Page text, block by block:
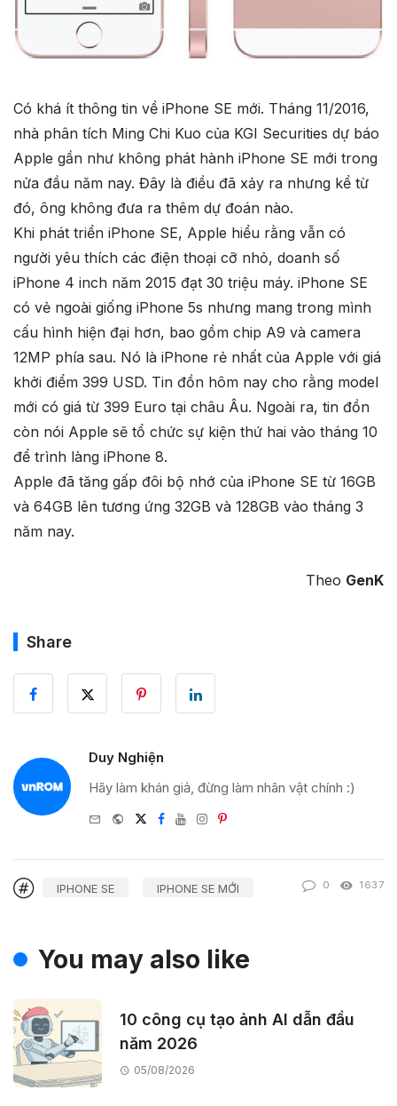
Có khá ít thông tin về iPhone SE mới. Tháng 11/2016,
nhà phân tích Ming Chi Kuo của KGI Securities dự báo
Apple gần như không phát hành iPhone SE mới trong
nửa đầu năm nay. Đây là điều đã xảy ra nhưng kể từ
đó, ông không đưa ra thêm dự đoán nào.
Khi phát triển iPhone SE, Apple hiểu rằng vẫn có
người yêu thích các điện thoại cỡ nhỏ, doanh số
iPhone 4 inch năm 2015 đạt 30 triệu máy. iPhone SE
có vẻ ngoài giống iPhone 5s nhưng mang trong mình
cấu hình hiện đại hơn, bao gồm chip A9 và camera
12MP phía sau. Nó là iPhone rẻ nhất của Apple với giá
khởi điểm 399 USD. Tin đồn hôm nay cho rằng model
mới có giá từ 399 Euro tại châu Âu. Ngoài ra, tin đồn
còn nói Apple sẽ tổ chức sự kiện thứ hai vào tháng 10
để trình làng iPhone 8.
Apple đã tăng gấp đôi bộ nhớ của iPhone SE từ 16GB
và 64GB lên tương ứng 32GB và 128GB vào tháng 3
năm nay.
Theo GenK
Share
Duy Nghiện
Hãy làm khán giả, đừng làm nhân vật chính :)
e-
WebsiteTwitter
Facebook
YoutubeInstagram
Pinterest
IPHONE SE IPHONE SE MỚI 0 1637
You may also like
10 công cụ tạo ảnh AI dẫn đầu
năm 2026
05/08/2026